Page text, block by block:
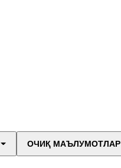
ОЧИҚ МАЪЛУМОТЛАР